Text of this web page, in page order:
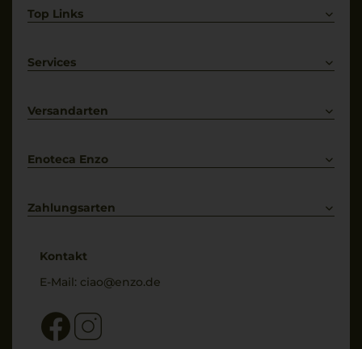
Top Links
Weißwein
Services
Kontakt
Versandarten
Enoteca Enzo
Bewertungs-Richtlinien
Zahlungsarten
Kontakt
E-Mail: ciao@enzo.de